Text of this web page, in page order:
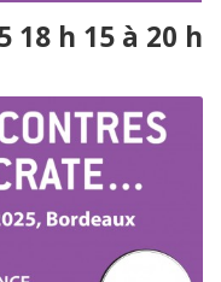
18 h 15 à 20 h